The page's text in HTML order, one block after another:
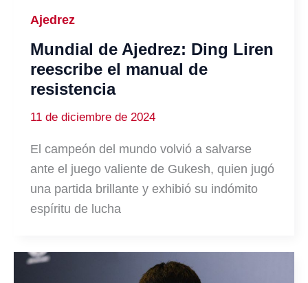
Ajedrez
Mundial de Ajedrez: Ding Liren
reescribe el manual de
resistencia
11 de diciembre de 2024
El campeón del mundo volvió a salvarse
ante el juego valiente de Gukesh, quien jugó
una partida brillante y exhibió su indómito
espíritu de lucha